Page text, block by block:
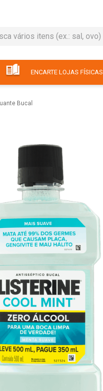
vários itens (ex.: sal, ovo)
ENCARTE LOJAS FÍSICAS
Bucal
leite
queijo
arroz
macarrão
º iogurte